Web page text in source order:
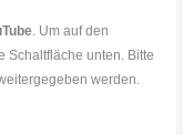
. Um auf den
Schaltfläche unten. Bitte
werden.